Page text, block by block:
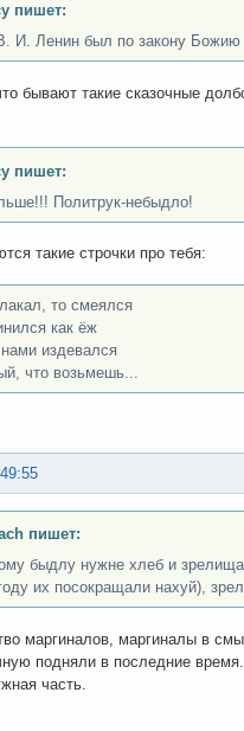
пишет:
И. Ленин был по закону Божию
бывают такие сказочные
пишет:
Политрук-небыдло!
такие строчки про тебя:
то смеялся
как ёж
издевался
что возьмешь...
пишет:
быдлу нужне хлеб и
их посокращали нахуй),
маргиналов, маргиналы в
подняли в последние
часть.